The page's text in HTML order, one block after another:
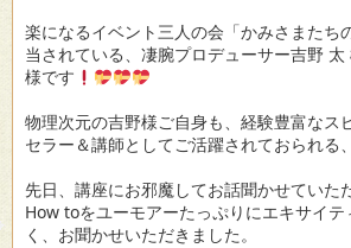
楽になるイベント三人の会「かみさまたち
当されている、凄腕プロデューサー吉野
様です
物理次元の吉野様ご自身も、経験豊富なス
セラー＆講師としてご活躍されておられる
先日、講座にお邪魔してお話聞かせていた
How toをユーモアーたっぷりにエキサイテ
く、お聞かせいただきました。